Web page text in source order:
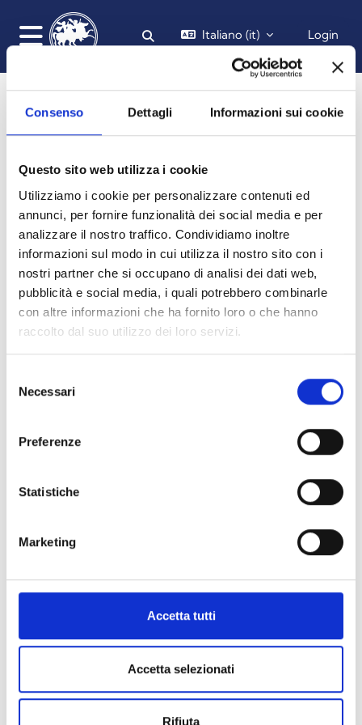
Consenso Dettagli Informazioni sui cookie
Questo sito web utilizza i cookie
Utilizziamo i cookie per personalizzare contenuti ed
annunci, per fornire funzionalità dei social media e per
analizzare il nostro traffico. Condividiamo inoltre
informazioni sul modo in cui utilizza il nostro sito con i
nostri partner che si occupano di analisi dei dati web,
pubblicità e social media, i quali potrebbero combinarle
con altre informazioni che ha fornito loro o che hanno
raccolto dal suo utilizzo dei loro servizi.
delNecessari
Preferenze
Statistiche
Marketing
Accetta tutti
Accetta selezionati
Rifiuta
Attiva/disattiva input di ricerca
Italiano ‎(it)‎ Login
Diritto del mercato interno europeo
(european union internal market law)
HOME CORSI DIPARTIMENTO DI GIURISPRUDENZA, ECONOMIA E SOCIOLOGIA GIURISPRUDENZA A.A. 2023 - 2024 DIRITTO DEL MERCATO INTERNO EUROPEO (EUROPEAN UNION INTERNAL MARKET LAW) 2324 INTRODUZIONE
Diritto del mercato interno europeo (european
Non sei collegato. (Login)
© 2025 - Universita' degli Studi "Magna Græcia" di Catanzaro
Campus Universitario "Salvatore Venuta"